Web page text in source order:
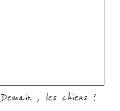
Demain , les chiens !